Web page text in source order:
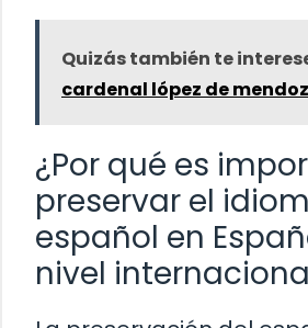
Quizás también te
cardenal lópez de
¿Por qué es
preservar el
español en
nivel